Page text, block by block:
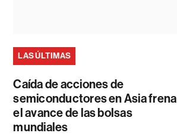
LAS ÚLTIMAS
Caída de acciones de
semiconductores en Asia frena
el avance de las bolsas
mundiales